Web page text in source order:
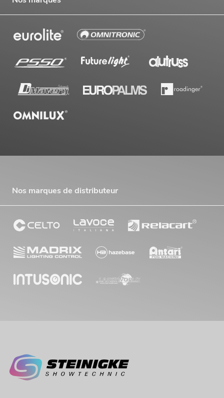
Nos marques de distributeur